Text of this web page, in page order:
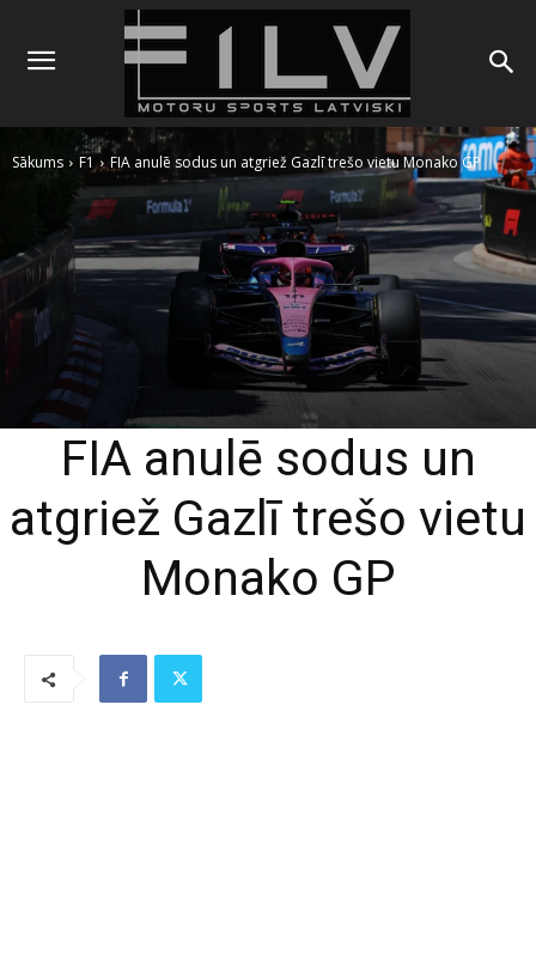
Sākums F1 FIA anulē sodus un atgriež Gazlī trešo vietu Monako GP
FIA anulē sodus un
atgriež Gazlī trešo vietu
Monako GP